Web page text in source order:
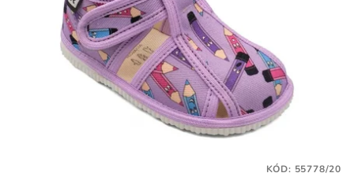
KÓD: 55778/20